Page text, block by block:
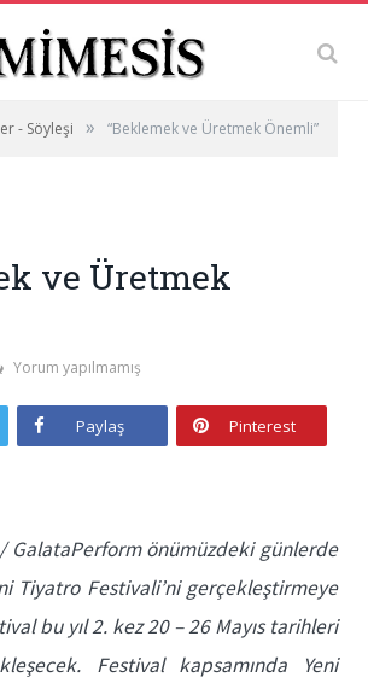
- Söyleşi » “Beklemek ve Üretmek Önemli”
ve Üretmek
Yorum yapılmamış
Paylaş Pinterest
GalataPerform önümüzdeki günlerde
Tiyatro Festivali’ni gerçekleştirmeye
bu yıl 2. kez 20 – 26 Mayıs tarihleri
Festival kapsamında Yeni